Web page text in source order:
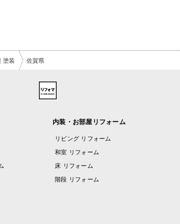
塗装 佐賀県
内装・お部屋リフォーム
リビング リフォーム
和室 リフォーム
床 リフォーム
階段 リフォーム